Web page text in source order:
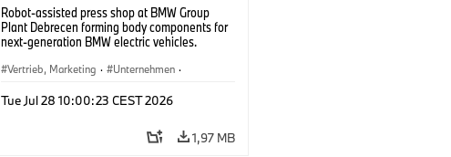
Robot-assisted press shop at BMW Group
Plant Debrecen forming body components for
next-generation BMW electric vehicles.
Vertrieb, Marketing · Unternehmen ·
Tue Jul 28 10:00:23 CEST 2026
1,97 MB